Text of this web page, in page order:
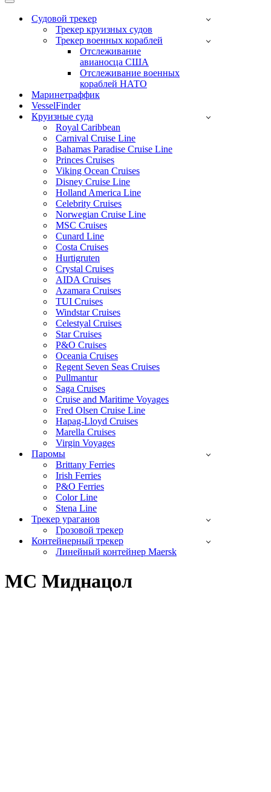
Меню
навигацииСудовой трекер
Трекер круизных судов
Трекер военных кораблей
Отслеживание
авианосца США
Отслеживание военных
кораблей НАТО
Маринетраффик
VesselFinder
Круизные суда
Royal Caribbean
Carnival Cruise Line
Bahamas Paradise Cruise Line
Princes Cruises
Viking Ocean Cruises
Disney Cruise Line
Holland America Line
Celebrity Cruises
Norwegian Cruise Line
MSC Cruises
Cunard Line
Costa Cruises
Hurtigruten
Crystal Cruises
AIDA Cruises
Azamara Cruises
TUI Cruises
Windstar Cruises
Celestyal Cruises
Star Cruises
P&O Cruises
Oceania Cruises
Regent Seven Seas Cruises
Pullmantur
Saga Cruises
Cruise and Maritime Voyages
Fred Olsen Cruise Line
Hapag-Lloyd Cruises
Marella Cruises
Virgin Voyages
Паромы
Brittany Ferries
Irish Ferries
P&O Ferries
Color Line
Stena Line
Трекер ураганов
Грозовой трекер
Контейнерный трекер
Линейный контейнер Maersk
МС Миднацол